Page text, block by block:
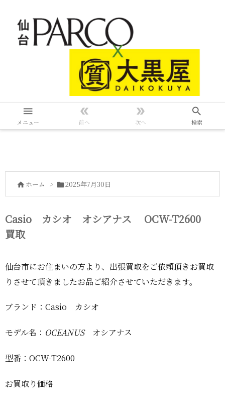

メニュー

前へ

次へ

検索
 ホーム > 2025年7月30日
Casio カシオ オシアナス OCW-T2600
買取
仙台市にお住まいの方より、出張買取をご依頼頂きお買取
りさせて頂きましたお品ご紹介させていただきます。
ブランド：Casio カシオ
モデル名： OCEANUSオシアナス
型番：OCW-T2600
お買取り価格